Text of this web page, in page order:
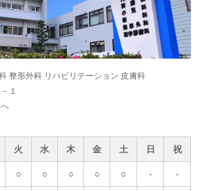
整形外科 リハビリテーション 皮膚科
１
火 水 木 金 土 日 祝
○ ○ ○ ○ ○ - -